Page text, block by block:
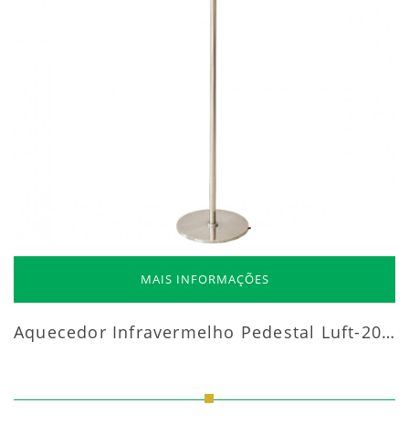
MAIS INFORMAÇÕES
Aquecedor Infravermelho Pedestal Luft-20000